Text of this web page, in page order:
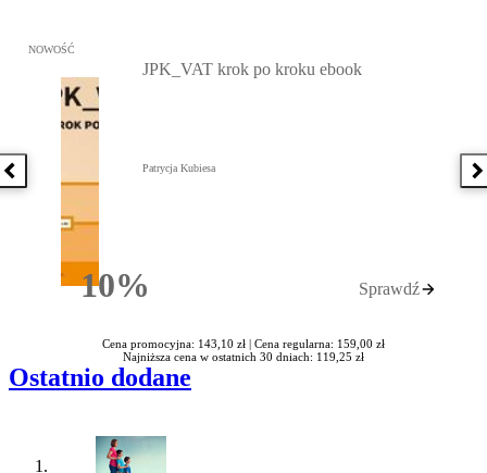
Poprzednia książka
Przejdź do: JPK_VAT krok po kroku ebook, Patrycja Kubiesa -
NOWOŚĆ
10%Rabatu
JPK_VAT krok po kroku ebook
Patrycja Kubiesa
Sprawdź
Cena promocyjna: 143,10 zł | Cena regularna: 159,00 zł
Najniższa cena w ostatnich 30 dniach: 119,25 zł
Ostatnio dodane